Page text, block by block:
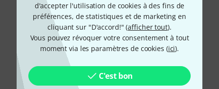
d'accepter l'utilisation de cookies à des fins de
préférences, de statistiques et de marketing en
cliquant sur "D'accord!" (afficher tout).
Vous pouvez révoquer votre consentement à tout
moment via les paramètres de cookies (ici).
C'est bon
Lire toutes les évaluations
Le saviez-vous?
Tout Guides